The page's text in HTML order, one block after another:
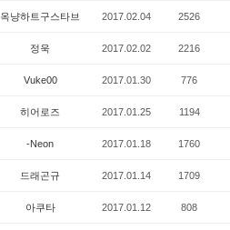
옥냥하트구스타브 2017.02.04 2526
정욱 2017.02.02 2216
Vuke00 2017.01.30 776
히어로즈 2017.01.25 1194
-Neon 2017.01.18 1760
드래곤규 2017.01.14 1709
아쿠타 2017.01.12 808